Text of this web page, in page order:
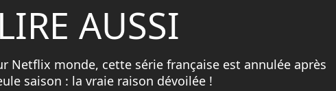
AUSSI
Netflix monde, cette série française est annulée après
saison : la vraie raison dévoilée !